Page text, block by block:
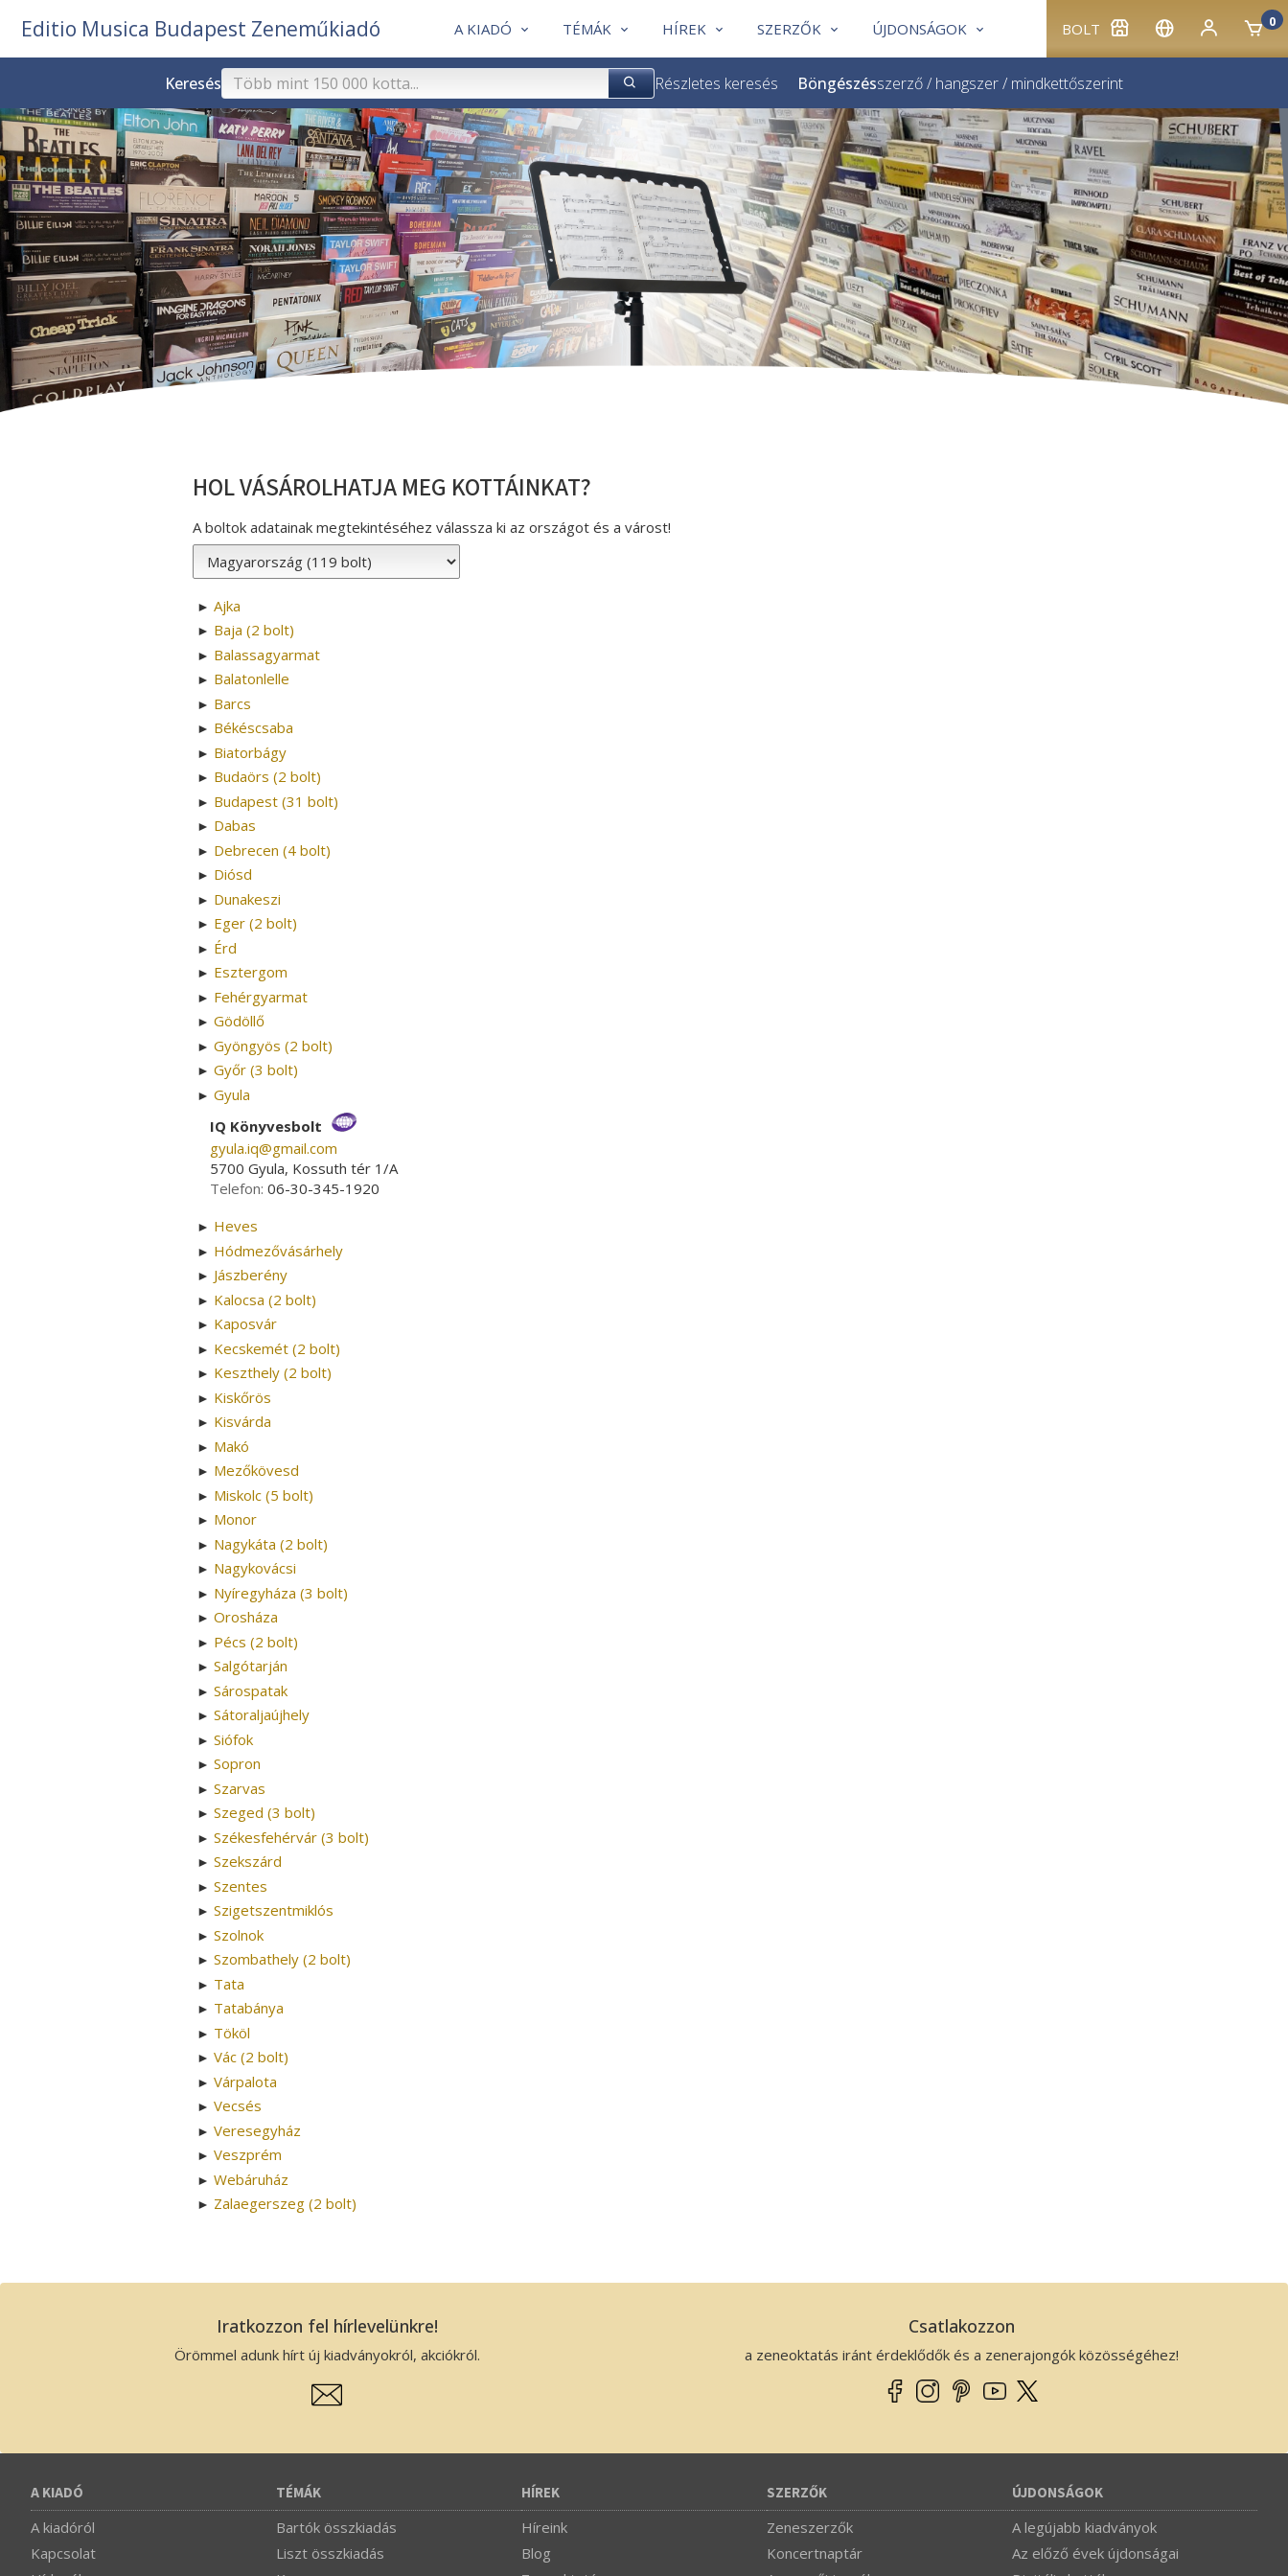
BOLT 0
A KIADÓ TÉMÁK HÍREK SZERZŐK ÚJDONSÁGOK
Editio Musica Budapest Zeneműkiadó
Keresés Részletes keresés Böngészésszerző/ hangszer/ mindkettőszerint
HOL VÁSÁROLHATJA MEG KOTTÁINKAT?
A boltok adatainak megtekintéséhez válassza ki az országot és a várost!
► Ajka
► Baja (2 bolt)
► Balassagyarmat
► Balatonlelle
► Barcs
► Békéscsaba
► Biatorbágy
► Budaörs (2 bolt)
► Budapest (31 bolt)
► Dabas
► Debrecen (4 bolt)
► Diósd
► Dunakeszi
► Eger (2 bolt)
► Érd
► Esztergom
► Fehérgyarmat
► Gödöllő
► Gyöngyös (2 bolt)
► Győr (3 bolt)
► Gyula
IQ Könyvesbolt
gyula.iq­@­gmail.com
5700 Gyula, Kossuth tér 1/A
Telefon: 06-30-345-1920
► Heves
► Hódmezővásárhely
► Jászberény
► Kalocsa (2 bolt)
► Kaposvár
► Kecskemét (2 bolt)
► Keszthely (2 bolt)
► Kiskőrös
► Kisvárda
► Makó
► Mezőkövesd
► Miskolc (5 bolt)
► Monor
► Nagykáta (2 bolt)
► Nagykovácsi
► Nyíregyháza (3 bolt)
► Orosháza
► Pécs (2 bolt)
► Salgótarján
► Sárospatak
► Sátoraljaújhely
► Siófok
► Sopron
► Szarvas
► Szeged (3 bolt)
► Székesfehérvár (3 bolt)
► Szekszárd
► Szentes
► Szigetszentmiklós
► Szolnok
► Szombathely (2 bolt)
► Tata
► Tatabánya
► Tököl
► Vác (2 bolt)
► Várpalota
► Vecsés
► Veresegyház
► Veszprém
► Webáruház
► Zalaegerszeg (2 bolt)
Iratkozzon fel hírlevelünkre!
Örömmel adunk hírt új kiadványokról, akciókról.
Csatlakozzon
a zeneoktatás iránt érdeklődők és a zenerajongók közösségéhez!
A KIADÓ
A kiadóról
Kapcsolat
TÉMÁK
Bartók összkiadás
Liszt összkiadás
HÍREK
Híreink
Blog
SZERZŐK
Zeneszerzők
Koncertnaptár
ÚJDONSÁGOK
A legújabb kiadványok
Az előző évek újdonságai